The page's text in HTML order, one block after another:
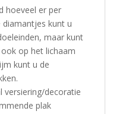
hoeveel er per
kunt u
maar kunt
op het lichaam
kunt u de
versiering/decoratie
plak